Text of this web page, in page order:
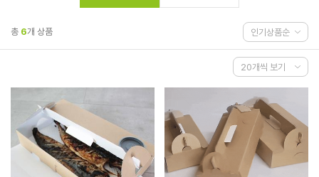
총 6개 상품